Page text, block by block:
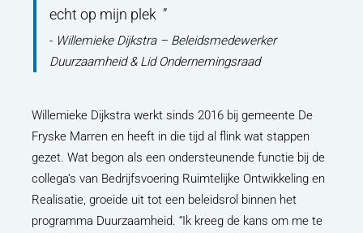
echt op mijn plek
Willemieke Dijkstra – Beleidsmedewerker
Duurzaamheid & Lid Ondernemingsraad
Willemieke Dijkstra werkt sinds 2016 bij gemeente De
Fryske Marren en heeft in die tijd al flink wat stappen
gezet. Wat begon als een ondersteunende functie bij de
collega’s van Bedrijfsvoering Ruimtelijke Ontwikkeling en
Realisatie, groeide uit tot een beleidsrol binnen het
programma Duurzaamheid. “Ik kreeg de kans om me te